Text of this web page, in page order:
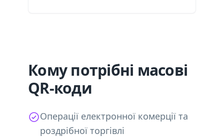
Кому потрібні масові
QR-коди
Операції електронної комерції та
роздрібної торгівлі